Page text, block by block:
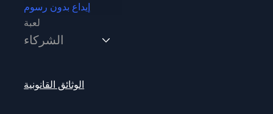
إيداع بدون رسوم
لعبة
الشركاء
الوثائق القانونية